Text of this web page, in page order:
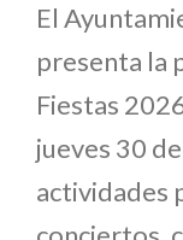
El
presenta la
Fiestas
jueves 30
actividades